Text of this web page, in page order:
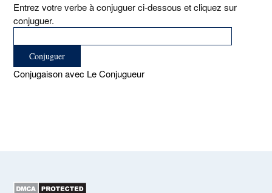
Entrez votre verbe à conjuguer ci-dessous et cliquez sur
conjuguer.
Conjugaison avec Le Conjugueur